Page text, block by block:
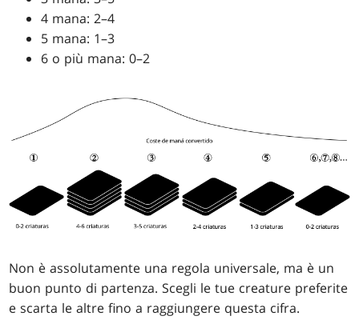
4 mana: 2–4
5 mana: 1–3
6 o più mana: 0–2
Non è assolutamente una regola universale, ma è un
buon punto di partenza. Scegli le tue creature preferite
e scarta le altre fino a raggiungere questa cifra.